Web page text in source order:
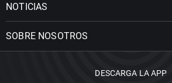
NOTICIAS
SOBRE NOSOTROS
DESCARGA LA APP